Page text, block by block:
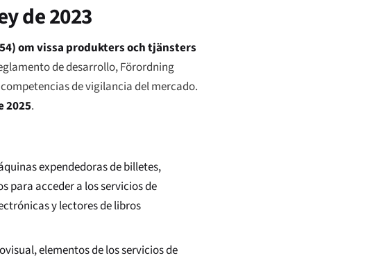
de 2023
om vissa produkters och tjänsters
de desarrollo,Förordning
de vigilancia del mercado.
2025.
expendedoras de billetes,
para acceder a los servicios de
y lectores de libros
elementos de los servicios de